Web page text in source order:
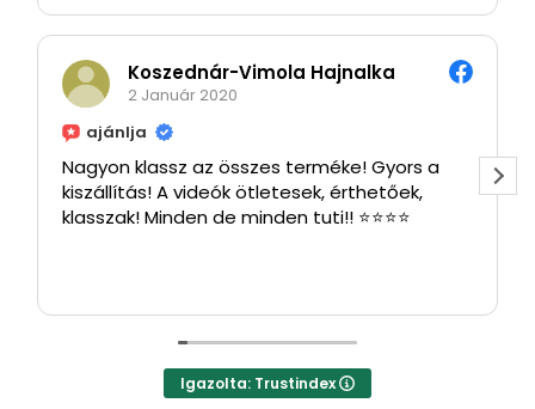
Koszednár-Vimola Hajnalka
2 Január 2020
ajánlja
Nagyon klassz az összes terméke! Gyors a
kiszállítás! A videók ötletesek, érthetőek,
klasszak! Minden de minden tuti!! ⭐⭐⭐⭐
Igazolta: Trustindex